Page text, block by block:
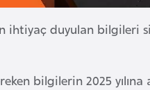
ihtiyaç duyulan bilgileri
bilgilerin 2025